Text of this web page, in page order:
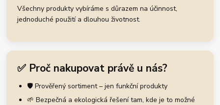
Všechny produkty vybíráme s důrazem na účinnost,
jednoduché použití a dlouhou životnost.
✅ Proč nakupovat právě u nás?
🛡️ Prověřený sortiment – jen funkční produkty
🌱 Bezpečná a ekologická řešení tam, kde je to možné